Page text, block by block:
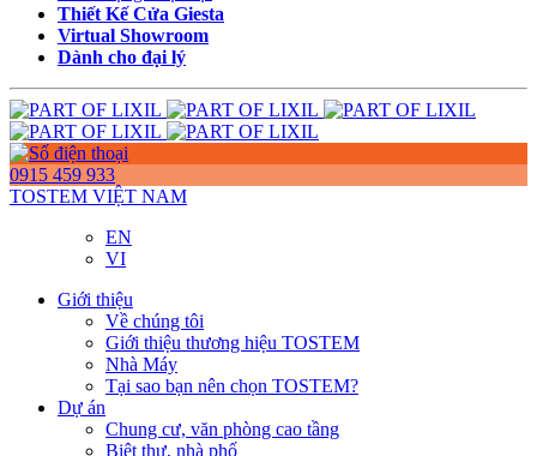
Thiết Kế Cửa Giesta
Virtual Showroom
Dành cho đại lý
0915 459 933
TOSTEM VIỆT NAM
EN
VI
Giới thiệu
Về chúng tôi
Giới thiệu thương hiệu TOSTEM
Nhà Máy
Tại sao bạn nên chọn TOSTEM?
Dự án
Chung cư, văn phòng cao tầng
Biệt thự, nhà phố